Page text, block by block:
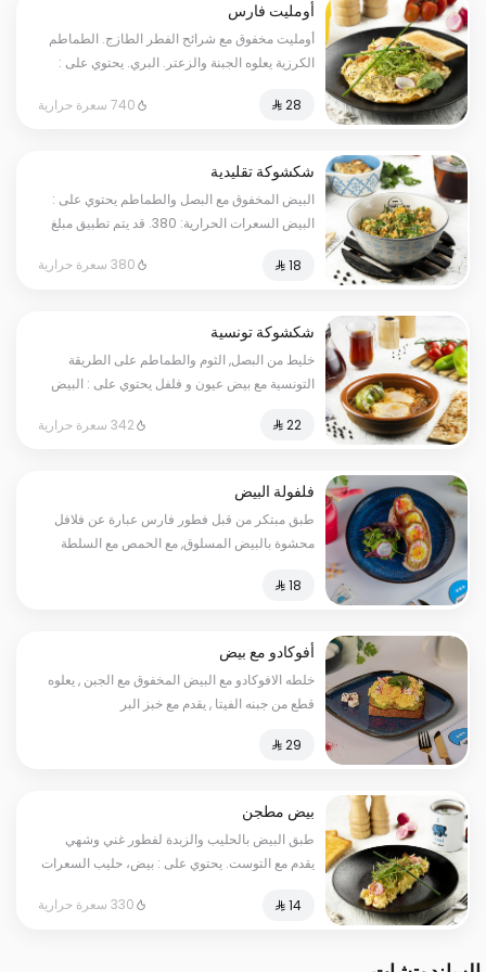
أومليت فارس
أومليت مخفوق مع شرائح الفطر الطازج. الطماطم
الكرزية يعلوه الجبنة والزعتر. البري. يحتوي على :
740 سعرة حرارية
شكشوكة تقليدية
البيض المخفوق مع البصل والطماطم يحتوي على :
البيض السعرات الحرارية: 380. قد يتم تطبيق مبلغ
380 سعرة حرارية
شكشوكة تونسية
خليط من البصل, الثوم والطماطم على الطريقة
التونسية مع بيض عيون و فلفل يحتوي على : البيض
على بعض الاختيارات.
⁨⁦‪‬ 22⁩ 342 سعرة حرارية
فلفولة البيض
طبق مبتكر من قبل فطور فارس عبارة عن فلافل
محشوة بالبيض المسلوق, مع الحمص مع السلطة
أفوكادو مع بيض
خلطه الافوكادو مع البيض المخفوق مع الجبن , يعلوه
قطع من جبنه الفيتا , يقدم مع خبز البر
بيض مطجن
طبق البيض بالحليب والزبدة لفطور غني وشهي
يقدم مع التوست. يحتوي على : بيض، حليب السعرات
⁨⁦‪‬ 14⁩
330 سعرة حرارية